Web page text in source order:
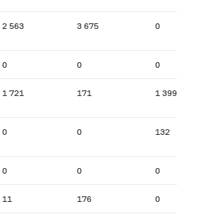
2 563 3 675 0
0 0 0
1 721 171 1 399
0 0 132
0 0 0
11 176 0